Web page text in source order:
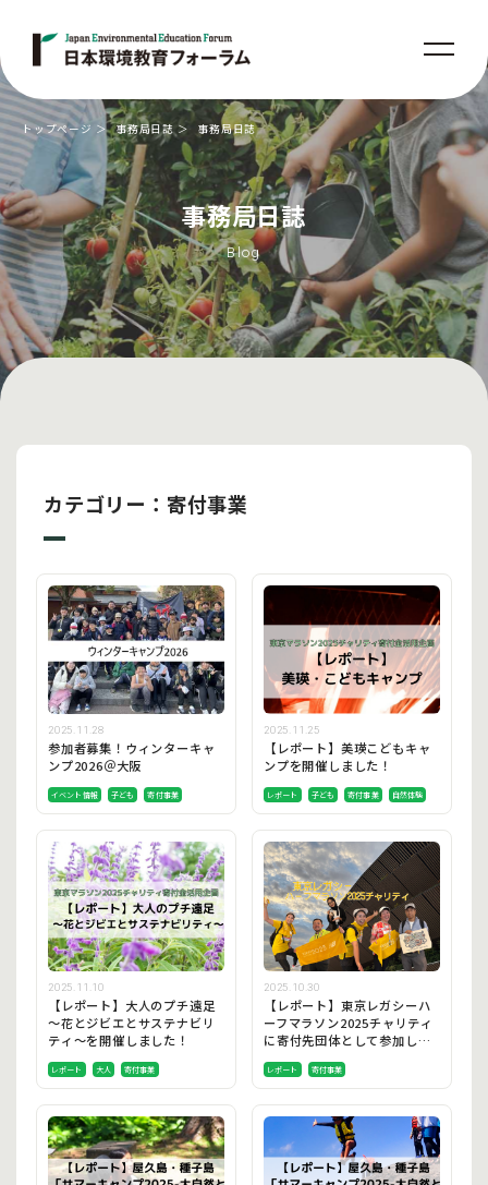
事務局日誌
Blog
トップページ 事務局日誌 事務局日誌
カテゴリー：寄付事業
2025.11.28
参加者募集！ウィンターキャ
ンプ2026＠大阪
イベント情報 子ども 寄付事業
2025.11.25
【レポート】美瑛こどもキャ
ンプを開催しました！
レポート 子ども 寄付事業 自然体験
2025.11.10
【レポート】大人のプチ遠足
～花とジビエとサステナビリ
ティ～を開催しました！
レポート 大人 寄付事業
2025.10.30
【レポート】東京レガシーハ
ーフマラソン2025チャリティ
に寄付先団体として参加しま
レポート 寄付事業